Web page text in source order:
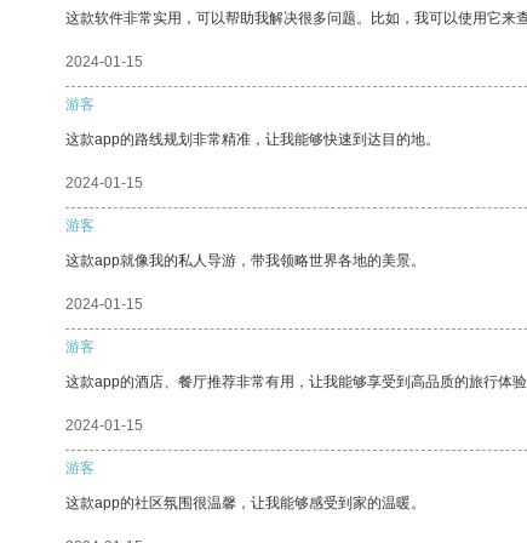
这款软件非常实用，可以帮助我解决很多问题。比如，我可以使用它来
2024-01-15
游客
这款app的路线规划非常精准，让我能够快速到达目的地。
2024-01-15
游客
这款app就像我的私人导游，带我领略世界各地的美景。
2024-01-15
游客
这款app的酒店、餐厅推荐非常有用，让我能够享受到高品质的旅行体验
2024-01-15
游客
这款app的社区氛围很温馨，让我能够感受到家的温暖。